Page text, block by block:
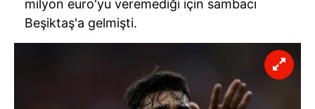
milyon euro'yu veremediği için sambacı
Beşiktaş'a gelmişti.